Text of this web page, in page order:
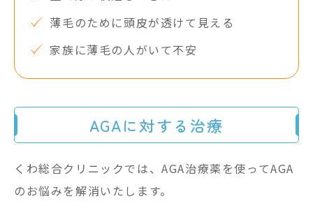
薄毛のために頭皮が透けて見える
家族に薄毛の人がいて不安
AGAに対する治療
くわ総合クリニックでは、AGA治療薬を使ってAGA
のお悩みを解消いたします。